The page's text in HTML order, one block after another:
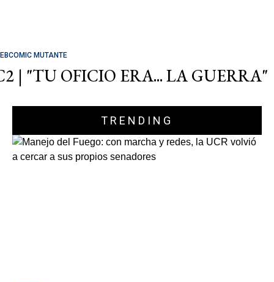
MUTANTE
| "TU OFICIO ERA... LA GUERRA"
TRENDING